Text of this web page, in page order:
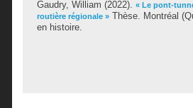
Gaudry, William (2022). « Le pont-
routière régionale » Thèse. Montréal
en histoire.